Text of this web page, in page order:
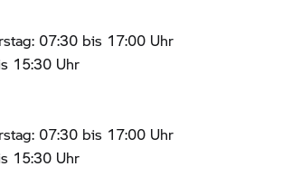
07:30 bis 17:00 Uhr
15:30 Uhr
07:30 bis 17:00 Uhr
15:30 Uhr